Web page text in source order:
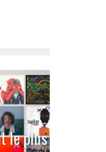
le plus